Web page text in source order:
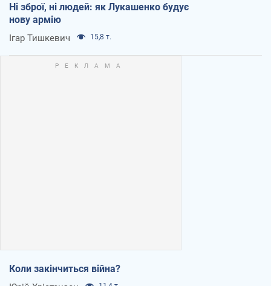
Ні зброї, ні людей: як Лукашенко будує
нову армію
Ігар Тишкевич 15,8 т.
Коли закінчиться війна?